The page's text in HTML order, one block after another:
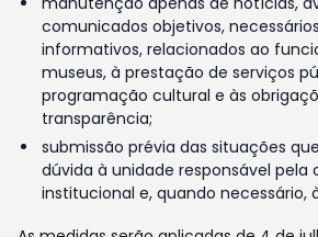
comunicados objetivos,
informativos, relacionados ao
museus, à prestação de serviços
programação cultural e às
transparência;
submissão prévia das situações
dúvida à unidade responsável
institucional e, quando necessário,